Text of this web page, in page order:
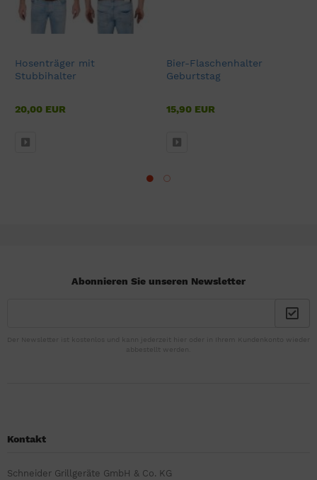
Hosenträger mit
Stubbihalter
20,00 EUR
Bier-Flaschenhalter
Geburtstag
15,90 EUR
Abonnieren Sie unseren Newsletter
Der Newsletter ist kostenlos und kann jederzeit hier oder in Ihrem Kundenkonto wieder
abbestellt werden.
Kontakt
Schneider Grillgeräte GmbH & Co. KG